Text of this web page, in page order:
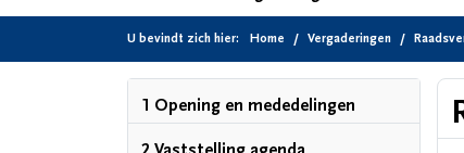
U bevindt zich hier: Home Vergaderingen
1 Opening en mededelingen